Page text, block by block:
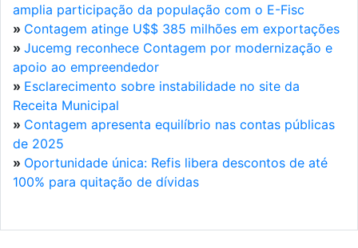
amplia participação da população com o E-Fisc
» Contagem atinge U$$ 385 milhões em exportações
» Jucemg reconhece Contagem por modernização e
apoio ao empreendedor
» Esclarecimento sobre instabilidade no site da
Receita Municipal
» Contagem apresenta equilíbrio nas contas públicas
de 2025
» Oportunidade única: Refis libera descontos de até
100% para quitação de dívidas